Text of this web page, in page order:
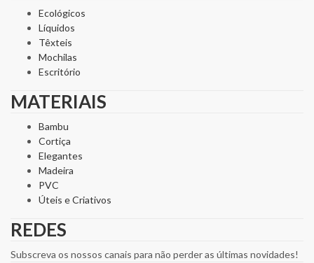
Ecológicos
Líquidos
Têxteis
Mochilas
Escritório
MATERIAIS
Bambu
Cortiça
Elegantes
Madeira
PVC
Úteis e Criativos
REDES
Subscreva os nossos canais para não perder as últimas novidades!